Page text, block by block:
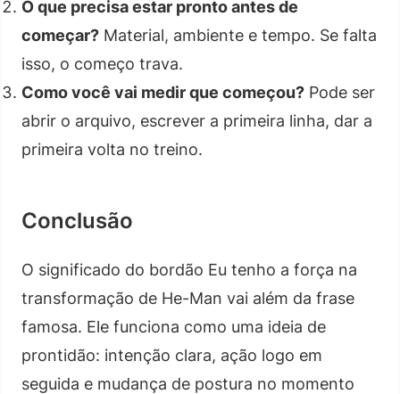
O que precisa estar pronto antes de
começar? Material, ambiente e tempo. Se falta
isso, o começo trava.
Como você vai medir que começou? Pode ser
abrir o arquivo, escrever a primeira linha, dar a
primeira volta no treino.
Conclusão
O significado do bordão Eu tenho a força na
transformação de He-Man vai além da frase
famosa. Ele funciona como uma ideia de
prontidão: intenção clara, ação logo em
seguida e mudança de postura no momento